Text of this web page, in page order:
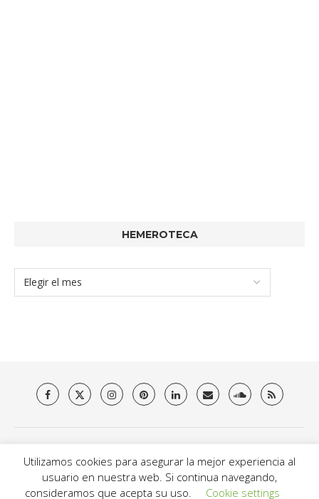
HEMEROTECA
Contacto
@2021 - Brit Es Magazine. All Right Reserved.
Utilizamos cookies para asegurar la mejor experiencia al
usuario en nuestra web. Si continua navegando,
consideramos que acepta su uso.
Cookie settings